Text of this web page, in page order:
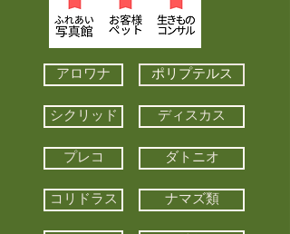
アロワナ ポリプテルス
シクリッド ディスカス
プレコ ダトニオ
コリドラス ナマズ類